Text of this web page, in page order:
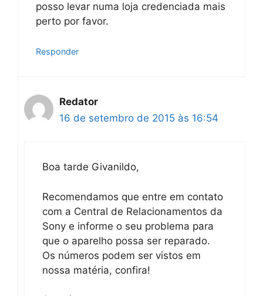
posso levar numa loja credenciada mais
perto por favor.
Responder
Redator
16 de setembro de 2015 às 16:54
Boa tarde Givanildo,
Recomendamos que entre em contato
com a Central de Relacionamentos da
Sony e informe o seu problema para
que o aparelho possa ser reparado.
Os números podem ser vistos em
nossa matéria, confira!